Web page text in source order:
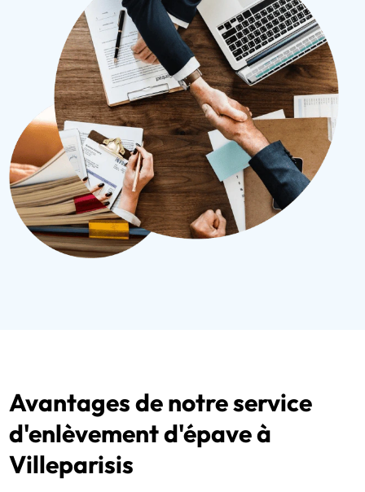
Avantages de notre service
d'enlèvement d'épave à
Villeparisis